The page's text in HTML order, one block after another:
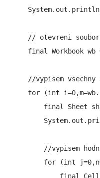
// otevreni
final Workbook wb
//vypisem vsechny
for (int
final Sheet
//vypisem
for (int
final